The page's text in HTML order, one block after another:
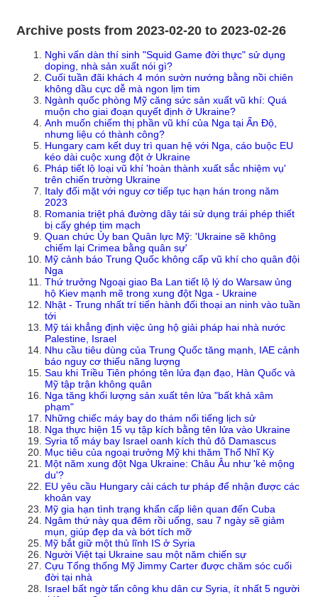
Archive posts from 2023-02-20 to 2023-02-26
Nghi vấn dàn thí sinh "Squid Game đời thực" sử dụng
doping, nhà sản xuất nói gì?
Cuối tuần đãi khách 4 món sườn nướng bằng nồi chiên
không dầu cực dễ mà ngon lịm tim
Ngành quốc phòng Mỹ căng sức sản xuất vũ khí: Quá
muộn cho giai đoạn quyết định ở Ukraine?
Anh muốn chiếm thị phần vũ khí của Nga tại Ấn Độ,
nhưng liệu có thành công?
Hungary cam kết duy trì quan hệ với Nga, cáo buộc EU
kéo dài cuộc xung đột ở Ukraine
Pháp tiết lộ loại vũ khí 'hoàn thành xuất sắc nhiệm vụ'
trên chiến trường Ukraine
Italy đối mặt với nguy cơ tiếp tục hạn hán trong năm
2023
Romania triệt phá đường dây tái sử dụng trái phép thiết
bị cấy ghép tim mạch
Quan chức Ủy ban Quân lực Mỹ: 'Ukraine sẽ không
chiếm lại Crimea bằng quân sự'
Mỹ cảnh báo Trung Quốc không cấp vũ khí cho quân đội
Nga
Thứ trưởng Ngoại giao Ba Lan tiết lộ lý do Warsaw ủng
hộ Kiev mạnh mẽ trong xung đột Nga - Ukraine
Nhật - Trung nhất trí tiến hành đối thoại an ninh vào tuần
tới
Mỹ tái khẳng định việc ủng hộ giải pháp hai nhà nước
Palestine, Israel
Nhu cầu tiêu dùng của Trung Quốc tăng mạnh, IAE cảnh
báo nguy cơ thiếu năng lượng
Sau khi Triều Tiên phóng tên lửa đạn đạo, Hàn Quốc và
Mỹ tập trận không quân
Nga tăng khối lượng sản xuất tên lửa "bất khả xâm
phạm"
Những chiếc máy bay do thám nổi tiếng lịch sử
Nga thực hiện 15 vụ tập kích bằng tên lửa vào Ukraine
Syria tố máy bay Israel oanh kích thủ đô Damascus
Mục tiêu của ngoại trưởng Mỹ khi thăm Thổ Nhĩ Kỳ
Một năm xung đột Nga Ukraine: Châu Âu như 'kẻ mộng
du'?
EU yêu cầu Hungary cải cách tư pháp để nhận được các
khoản vay
Mỹ gia hạn tình trạng khẩn cấp liên quan đến Cuba
Ngâm thứ này qua đêm rồi uống, sau 7 ngày sẽ giảm
mụn, giúp đẹp da và bớt tích mỡ
Mỹ bắt giữ một thủ lĩnh IS ở Syria
Người Việt tại Ukraine sau một năm chiến sự
Cựu Tổng thống Mỹ Jimmy Carter được chăm sóc cuối
đời tại nhà
Israel bất ngờ tấn công khu dân cư Syria, ít nhất 5 người